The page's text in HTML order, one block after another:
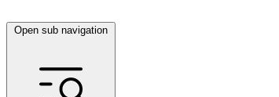
Open sub navigation